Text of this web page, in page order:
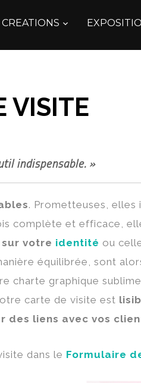
CREATIONS
VISITE
indispensable. »
. Prometteuses, elles
complète et efficace,
votre identité ou
équilibrée, sont
charte graphique
carte de visite est
des liens avec vos
dans le Formulaire